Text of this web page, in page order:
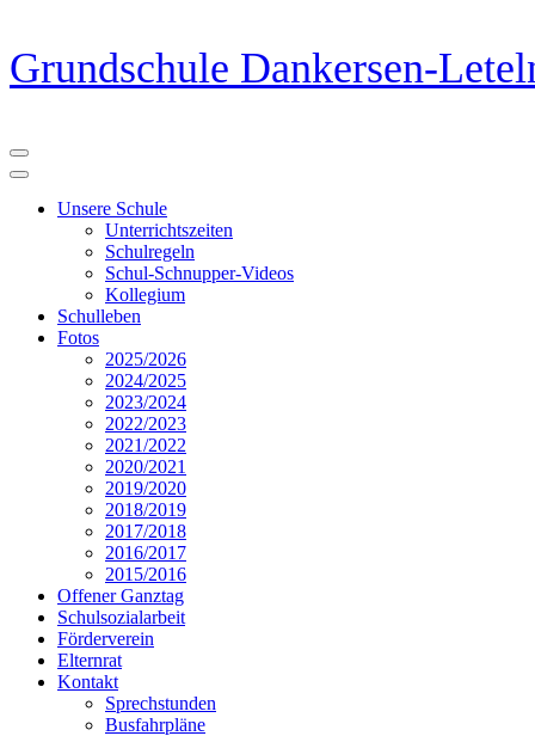
Zum
Inhalt
springen
Grundschule Dankersen-
Unsere Schule
Unterrichtszeiten
Schulregeln
Schul-Schnupper-Videos
Kollegium
Schulleben
Fotos
2025/2026
2024/2025
2023/2024
2022/2023
2021/2022
2020/2021
2019/2020
2018/2019
2017/2018
2016/2017
2015/2016
Offener Ganztag
Schulsozialarbeit
Förderverein
Elternrat
Kontakt
Sprechstunden
Busfahrpläne